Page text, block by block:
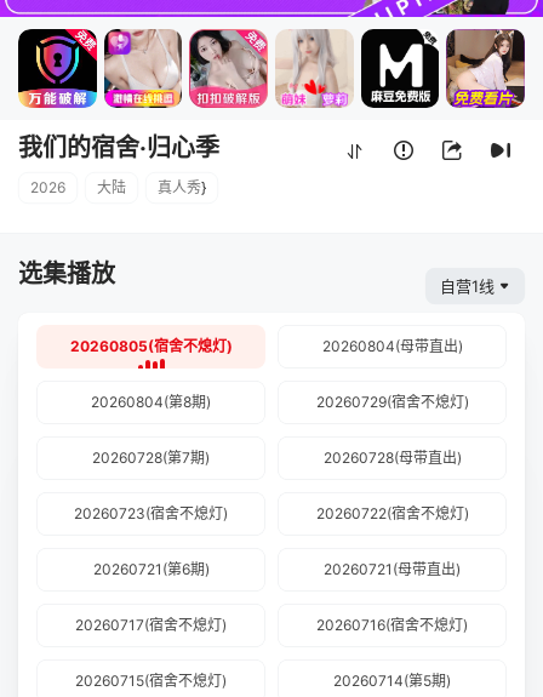
我们的宿舍·归心季
2026 大陆 真人秀}
选集播放 自营1线
20260805(宿舍不熄灯) 20260804(母带直出)
20260804(第8期) 20260729(宿舍不熄灯)
20260728(第7期) 20260728(母带直出)
20260723(宿舍不熄灯) 20260722(宿舍不熄灯)
20260721(第6期) 20260721(母带直出)
20260717(宿舍不熄灯) 20260716(宿舍不熄灯)
20260715(宿舍不熄灯) 20260714(第5期)